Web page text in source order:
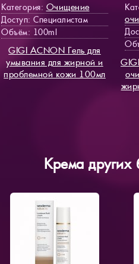
Категория: Очищение
Доступ: Специалистам
Объём: 100ml
GIGI ACNON Гель для
умывания для жирной и
проблемной кожи 100мл
Крема других